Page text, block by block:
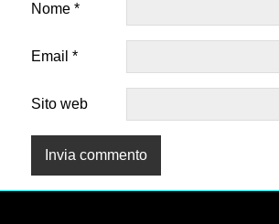
Nome *
Email *
Sito web